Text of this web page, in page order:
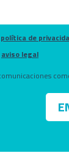
política de
aviso legal